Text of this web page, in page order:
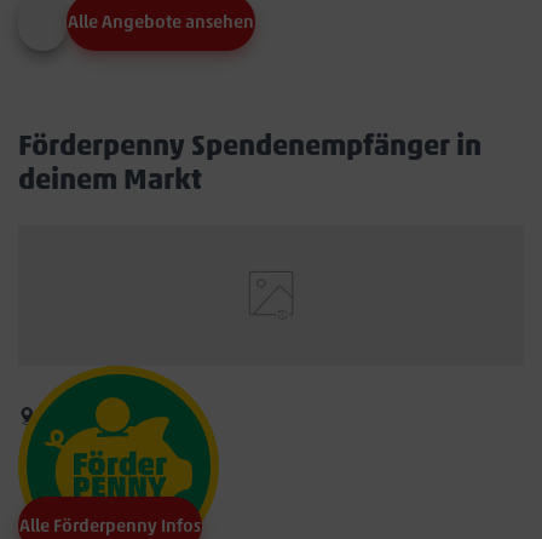
Alle Angebote ansehen
Förderpenny Spendenempfänger in
deinem Markt
Alle Förderpenny Infos